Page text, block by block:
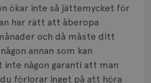
ökar inte så jättemycket för
har rätt att åberopa
och då måste ditt
annan som kan
inte någon garanti att man
förlorar inget på att höra